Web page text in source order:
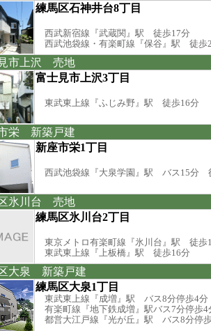
練馬区石神井台8丁目
西武新宿線『武蔵関』駅 徒歩17分
西武池袋線・有楽町線『保谷』駅 徒
市上沢 売地
富士見市上沢3丁目
東武東上線『ふじみ野』駅 徒歩16分
栄 新築戸建
新座市栄1丁目
西武池袋線『大泉学園』駅 バス15分
氷川台 売地
練馬区氷川台2丁目
東京メトロ有楽町線『氷川台』駅 徒歩
東武東上線『上板橋』駅 徒歩16分
大泉 新築戸建
練馬区大泉1丁目
東武東上線『成増』駅 バス8分停歩4分
有楽町線『地下鉄成増』駅バス7分停歩4
都営大江戸線『光が丘』駅 バス8分停